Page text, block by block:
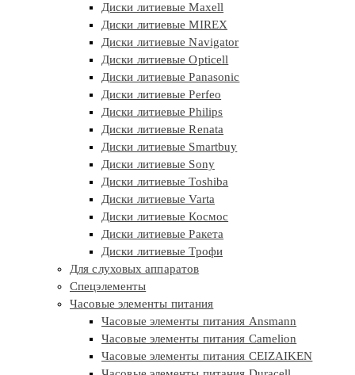
Диски литиевые Maxell
Диски литиевые MIREX
Диски литиевые Navigator
Диски литиевые Opticell
Диски литиевые Panasonic
Диски литиевые Perfeo
Диски литиевые Philips
Диски литиевые Renata
Диски литиевые Smartbuy
Диски литиевые Sony
Диски литиевые Toshiba
Диски литиевые Varta
Диски литиевые Космос
Диски литиевые Ракета
Диски литиевые Трофи
Для слуховых аппаратов
Спецэлементы
Часовые элементы питания
Часовые элементы питания Ansmann
Часовые элементы питания Camelion
Часовые элементы питания CEIZAIKEN